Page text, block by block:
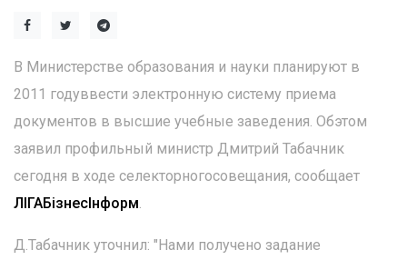
В Министерстве образования и науки планируют в
2011 годуввести электронную систему приема
документов в высшие учебные заведения. Обэтом
заявил профильный министр Дмитрий Табачник
сегодня в ходе селекторногосовещания, сообщает
ЛIГАБiзнесIнформ.
Д.Табачник уточнил: "Нами получено задание